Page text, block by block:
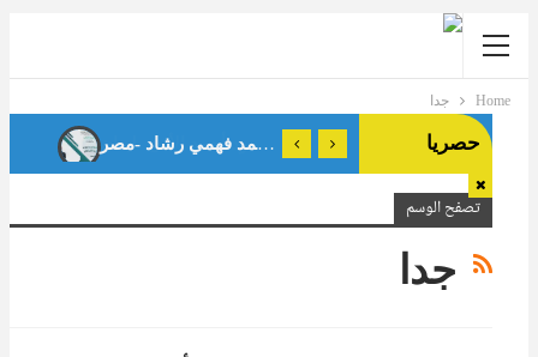
Home جدا
حصريا
تصفح الوسم
جدا